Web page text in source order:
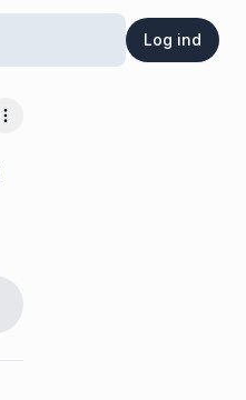
Log ind
Flere muligheder